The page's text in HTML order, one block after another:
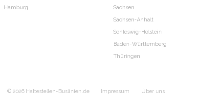
Hamburg
Sachsen
Sachsen-Anhalt
Schleswig-Holstein
Baden-Württemberg
Thüringen
© 2026 Haltestellen-Buslinien.de Impressum Über uns